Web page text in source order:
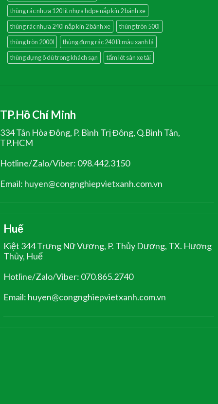
thùng rác nhựa 120 lít nhựa hdpe nắp kín 2 bánh xe
thùng rác nhựa 240l nắp kín 2 bánh xe
thùng tròn 500l
thùng tròn 2000l
thùng đựng rác 240 lít màu xanh lá
thùng đựng ô dù trong khách sạn
tấm lót sàn xe tải
TP.Hồ Chí Minh
334 Tân Hòa Đông, P. Bình Trị Đông, Q.Bình Tân,
TP.HCM
Hotline/Zalo/Viber: 098.442.3150
Email: huyen@congnghiepvietxanh.com.vn
Huế
Kiệt 344 Trưng Nữ Vương, P. Thủy Dương, TX. Hương
Thủy, Huế
Hotline/Zalo/Viber: 070.865.2740
Email: huyen@congnghiepvietxanh.com.vn